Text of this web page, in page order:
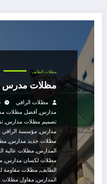
مظلات الطايف
مظلات مدرس
مظلات الراقي
مدارس, أفضل مظلات
تصميم مظلات مدارس,
مدارس, مؤسسة
مظلات حديد مدارس,
المدارس, مظلات عالية
مظلات لكسان مدارس,
الطايف, مظلات مقاومة
المدارس, مقاول